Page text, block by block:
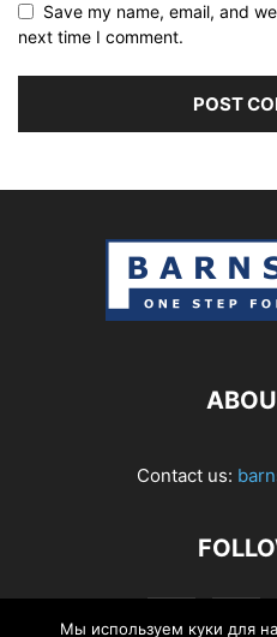
Save my name, email, and
next time I comment.
Contact us:
Мы используем куки для